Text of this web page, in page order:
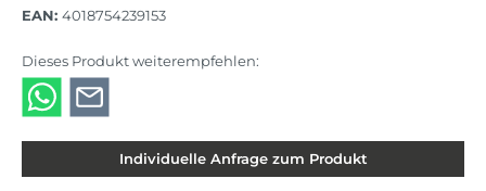
EAN: 4018754239153
Dieses Produkt weiterempfehlen:
Individuelle Anfrage zum Produkt